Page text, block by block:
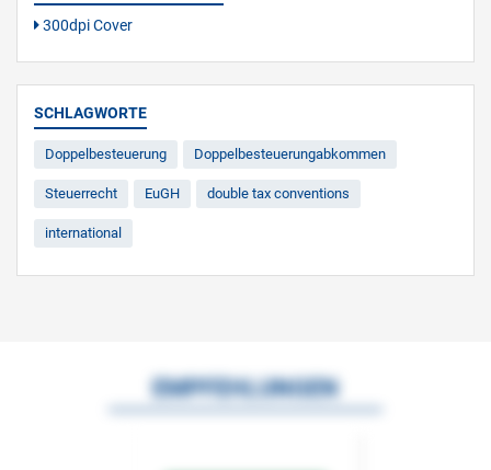
300dpi Cover
SCHLAGWORTE
Doppelbesteuerung Doppelbesteuerungabkommen
Steuerrecht EuGH double tax conventions
international
EMPFEHLUNGEN